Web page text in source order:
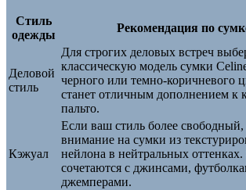
Стиль
одежды
Рекомендация по
Деловой
стиль
Для строгих деловых встреч
классическую модель сумки
черного или темно-коричневого
станет отличным дополнением к
пальто.
Кэжуал
Если ваш стиль более свободный,
внимание на сумки из
нейлона в нейтральных
сочетаются с джинсами,
джемперами.